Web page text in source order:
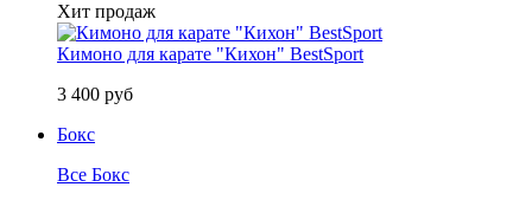
Хит продаж
Кимоно для карате "Кихон" BestSport
3 400 руб
Бокс
Все Бокс